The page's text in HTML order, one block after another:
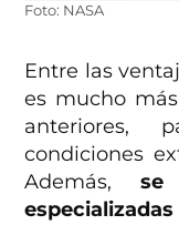
Foto: NASA
Entre las
es mucho
anteriores,
condiciones
Además, se